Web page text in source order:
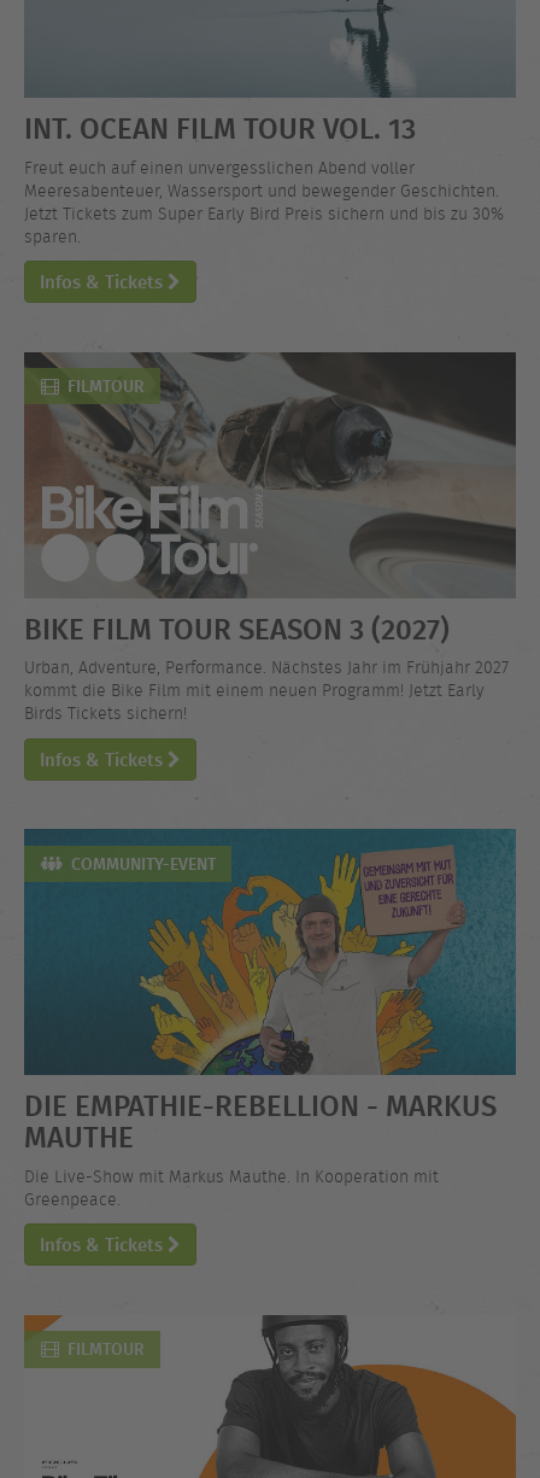
INT. OCEAN FILM TOUR VOL. 13
Freut euch auf einen unvergesslichen Abend voller
Meeresabenteuer, Wassersport und bewegender Geschichten.
Jetzt Tickets zum Super Early Bird Preis sichern und bis zu 30%
sparen.
Infos & Tickets
FILMTOUR
BIKE FILM TOUR SEASON 3 (2027)
Urban, Adventure, Performance. Nächstes Jahr im Frühjahr 2027
kommt die Bike Film mit einem neuen Programm! Jetzt Early
Birds Tickets sichern!
Infos & Tickets
COMMUNITY-EVENT
DIE EMPATHIE-REBELLION - MARKUS
MAUTHE
Die Live-Show mit Markus Mauthe. In Kooperation mit
Greenpeace.
Infos & Tickets
FILMTOUR